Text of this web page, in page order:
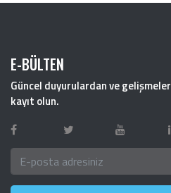
E-BÜLTEN
Güncel duyurulardan ve
kayıt olun.